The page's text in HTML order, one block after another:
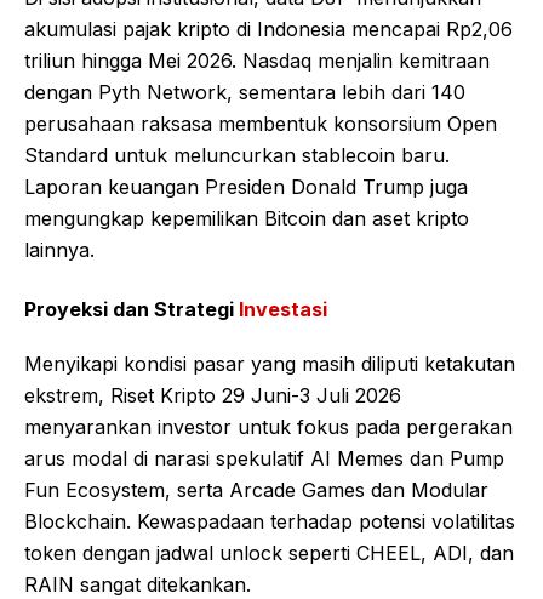
akumulasi pajak kripto di Indonesia mencapai Rp2,06
triliun hingga Mei 2026. Nasdaq menjalin kemitraan
dengan Pyth Network, sementara lebih dari 140
perusahaan raksasa membentuk konsorsium Open
Standard untuk meluncurkan stablecoin baru.
Laporan keuangan Presiden Donald Trump juga
mengungkap kepemilikan Bitcoin dan aset kripto
lainnya.
Proyeksi dan Strategi Investasi
Menyikapi kondisi pasar yang masih diliputi ketakutan
ekstrem, Riset Kripto 29 Juni-3 Juli 2026
menyarankan investor untuk fokus pada pergerakan
arus modal di narasi spekulatif AI Memes dan Pump
Fun Ecosystem, serta Arcade Games dan Modular
Blockchain. Kewaspadaan terhadap potensi volatilitas
token dengan jadwal unlock seperti CHEEL, ADI, dan
RAIN sangat ditekankan.